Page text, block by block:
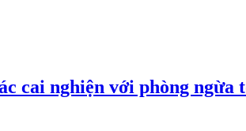
cai nghiện với phòng ngừa